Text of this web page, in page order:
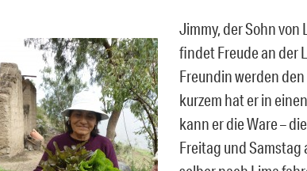
Jimmy, der Sohn von
findet Freude an der
Freundin werden
kurzem hat er in
kann er die Ware –
Freitag und